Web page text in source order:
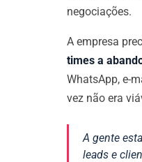
negociações.
A empresa
times a
WhatsApp, e-
vez não era
A gente
leads e